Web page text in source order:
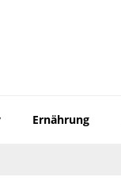
Ernährung